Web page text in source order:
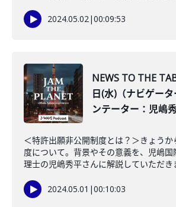
2024.05.02|00:09:53
NEWS TO THE
日(水)（ナビゲー
ンテーター：児嶋秀
＜特許出願非公開制度とは？＞きょう
度について。背景やその意義を、児嶋
理士の児嶋秀平さんに解説していただき
2024.05.01 |00:10:03